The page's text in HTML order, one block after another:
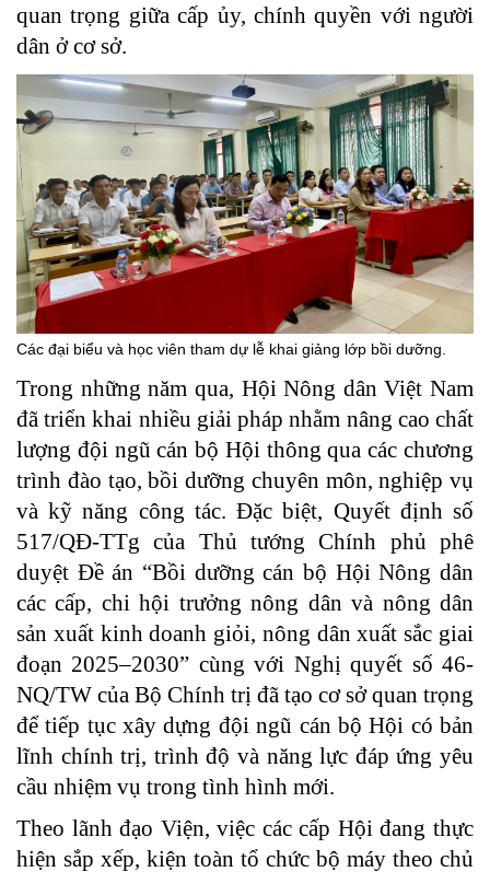
quan trọng giữa cấp ủy, chính quyền với người
dân ở cơ sở.
Các đại biểu và học viên tham dự lễ khai giảng lớp bồi dưỡng.
Trong những năm qua, Hội Nông dân Việt Nam
đã triển khai nhiều giải pháp nhằm nâng cao chất
lượng đội ngũ cán bộ Hội thông qua các chương
trình đào tạo, bồi dưỡng chuyên môn, nghiệp vụ
và kỹ năng công tác. Đặc biệt, Quyết định số
517/QĐ-TTg của Thủ tướng Chính phủ phê
duyệt Đề án “Bồi dưỡng cán bộ Hội Nông dân
các cấp, chi hội trưởng nông dân và nông dân
sản xuất kinh doanh giỏi, nông dân xuất sắc giai
đoạn 2025–2030” cùng với Nghị quyết số 46-
NQ/TW của Bộ Chính trị đã tạo cơ sở quan trọng
để tiếp tục xây dựng đội ngũ cán bộ Hội có bản
lĩnh chính trị, trình độ và năng lực đáp ứng yêu
cầu nhiệm vụ trong tình hình mới.
Theo lãnh đạo Viện, việc các cấp Hội đang thực
hiện sắp xếp, kiện toàn tổ chức bộ máy theo chủ